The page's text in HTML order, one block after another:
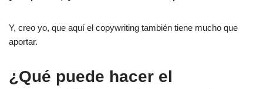
Y, creo yo, que aquí el copywriting también tiene mucho que
aportar.
¿Qué puede hacer el